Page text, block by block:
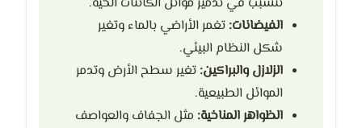
الفيضانات: تغمر الأراضي بالماء وتغير
شكل النظام البيئي.
الزلازل والبراكين: تغير سطح الأرض وتدمر
الموائل الطبيعية.
الظواهر المناخية: مثل الجفاف والعواصف